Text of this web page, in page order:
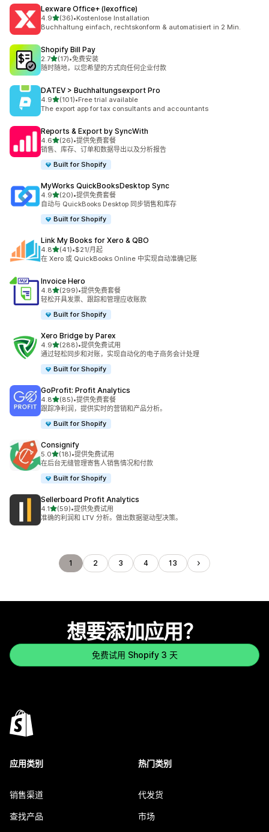
Lexware Office+ (lexoffice)
4.9星（满分 5 星）
(36)
总共 36 条评论
•Kostenlose Installation
Buchhaltung einfach, rechtskonform & automatisiert in 2 Min.
Shopify Bill Pay
2.7星（满分 5 星）
(17)
总共 17 条评论
•免费安装
随时随地，以您希望的方式向任何企业付款
DATEV > Buchhaltungsexport Pro
4.9星（满分 5 星）
(101)
总共 101 条评论
•Free trial available
The export app for tax consultants and accountants
Reports & Export by SyncWith
4.6星（满分 5 星）
(26)
总共 26 条评论
•提供免费套餐
销售、库存、订单和数据导出以及分析报告
Built for Shopify
MyWorks QuickBooksDesktop Sync
4.9星（满分 5 星）
(20)
总共 20 条评论
•提供免费套餐
自动与 QuickBooks Desktop 同步销售和库存
Built for Shopify
Link My Books for Xero & QBO
4.8星（满分 5 星）
(41)
总共 41 条评论
•$21/月起
在 Xero 或 QuickBooks Online 中实现自动准确记账
Invoice Hero
4.8星（满分 5 星）
(299)
总共 299 条评论
•提供免费套餐
轻松开具发票、跟踪和管理应收账款
Built for Shopify
Xero Bridge by Parex
4.9星（满分 5 星）
(288)
总共 288 条评论
•提供免费试用
通过轻松同步和对账，实现自动化的电子商务会计处理
Built for Shopify
GoProfit: Profit Analytics
4.8星（满分 5 星）
(85)
总共 85 条评论
•提供免费套餐
跟踪净利润，提供实时的营销和产品分析。
Built for Shopify
Consignify
5.0星（满分 5 星）
(18)
总共 18 条评论
•提供免费试用
在后台无缝管理寄售人销售情况和付款
Built for Shopify
Sellerboard Profit Analytics
4.1星（满分 5 星）
(59)
总共 59 条评论
•提供免费试用
准确的利润和 LTV 分析。做出数据驱动型决策。
1 2 3 4 13
想要添加应用？
免费试用 Shopify 3 天
应用类别
销售渠道
查找产品
热门类别
代发货
市场